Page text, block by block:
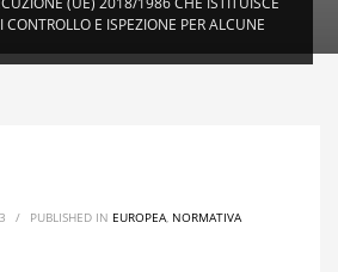
E ISPEZIONE PER ALCUNE
/ PUBLISHED IN EUROPEA, NORMATIVA